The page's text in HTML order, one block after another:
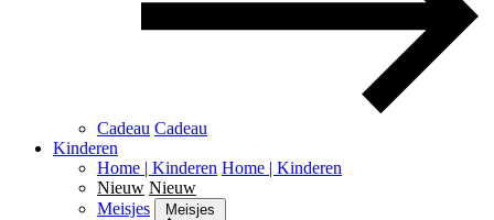
Cadeau Cadeau
Kinderen
Home | Kinderen Home | Kinderen
Nieuw Nieuw
Meisjes
Meisjes